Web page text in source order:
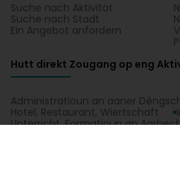
Suche nach Aktivität
Suche nach Stadt
Ein Angebot anfordern
Hutt direkt Zougang op eng
Administratioun an aaner
Hotel, Restaurant, Wiertschaft
Unterricht, Formatioun an